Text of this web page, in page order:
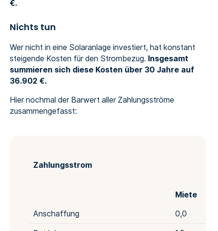
€.
Nichts tun
Wer nicht in eine Solaranlage investiert, hat konstant
steigende Kosten für den Strombezug. Insgesamt
summieren sich diese Kosten über 30 Jahre auf
36.902 €.
Hier nochmal der Barwert aller Zahlungsströme
zusammengefasst:
Zahlungsstrom
Miete
Anschaffung 0,0